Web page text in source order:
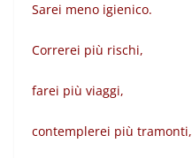
Sarei meno igienico.
Correrei più rischi,
farei più viaggi,
contemplerei più tramonti,